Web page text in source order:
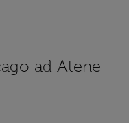
ad Atene